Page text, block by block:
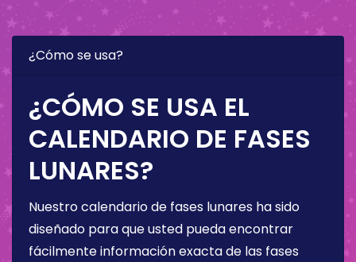
¿Cómo se usa?
¿CÓMO SE USA EL
CALENDARIO DE FASES
LUNARES?
Nuestro calendario de fases lunares ha sido
diseñado para que usted pueda encontrar
fácilmente información exacta de las fases